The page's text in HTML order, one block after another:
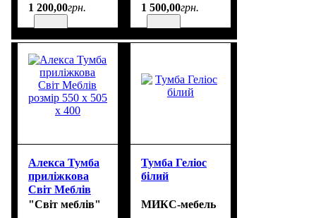
1 200,00грн.
1 500,00грн.
Алекса Тумба
приліжкова
Світ Меблів
розмір 550 х
"Світ меблів"
Тумба Геліос
білий
МИКС-мебель